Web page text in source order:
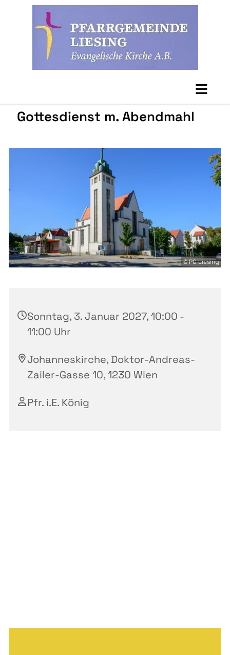
Gottesdienst m. Abendmahl
© PG Liesing
Sonntag, 3. Januar 2027, 10:00 -
11:00 Uhr
Johanneskirche, Doktor-Andreas-
Zailer-Gasse 10, 1230 Wien
Pfr. i.E. König